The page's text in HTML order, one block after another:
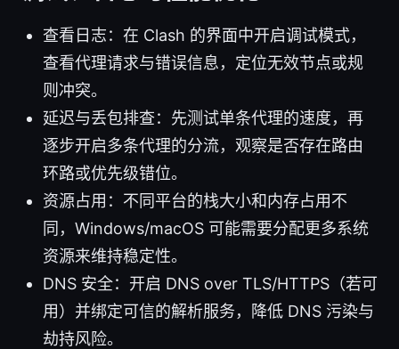
查看日志：在 Clash 的界面中开启调试模式，
查看代理请求与错误信息，定位无效节点或规
则冲突。
延迟与丢包排查：先测试单条代理的速度，再
逐步开启多条代理的分流，观察是否存在路由
环路或优先级错位。
资源占用：不同平台的栈大小和内存占用不
同，Windows/macOS 可能需要分配更多系统
资源来维持稳定性。
DNS 安全：开启 DNS over TLS/HTTPS（若可
用）并绑定可信的解析服务，降低 DNS 污染与
劫持风险。